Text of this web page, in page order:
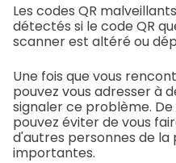
Les codes QR
détectés si le code QR
scanner est altéré ou
Une fois que vous
pouvez vous adresser à
signaler ce problème.
pouvez éviter de vous
d'autres personnes de
importantes.